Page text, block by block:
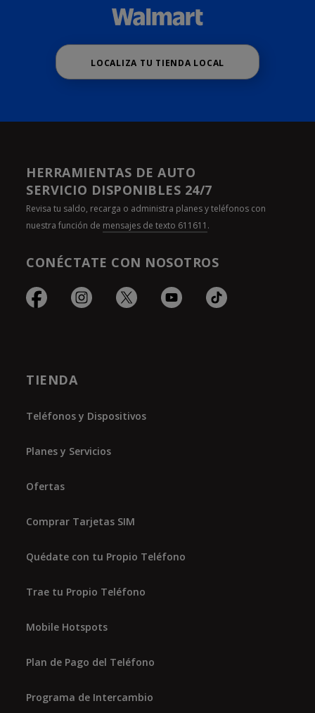
LOCALIZA TU TIENDA LOCAL
HERRAMIENTAS DE AUTO
SERVICIO DISPONIBLES 24/7
Revisa tu saldo, recarga o administra planes y teléfonos con
nuestra función de mensajes de texto 611611 .
CONÉCTATE CON NOSOTROS
TIENDA
Teléfonos y Dispositivos
Planes y Servicios
Ofertas
Comprar Tarjetas SIM
Quédate con tu Propio Teléfono
Trae tu Propio Teléfono
Mobile Hotspots
Plan de Pago del Teléfono
Programa de Intercambio